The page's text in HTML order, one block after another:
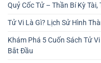
Quỷ Cốc Tử – Thần Bí Kỳ
Tử Vi Là Gì? Lịch Sử Hình
Khám Phá 5 Cuốn Sách Tử
Bắt Đầu